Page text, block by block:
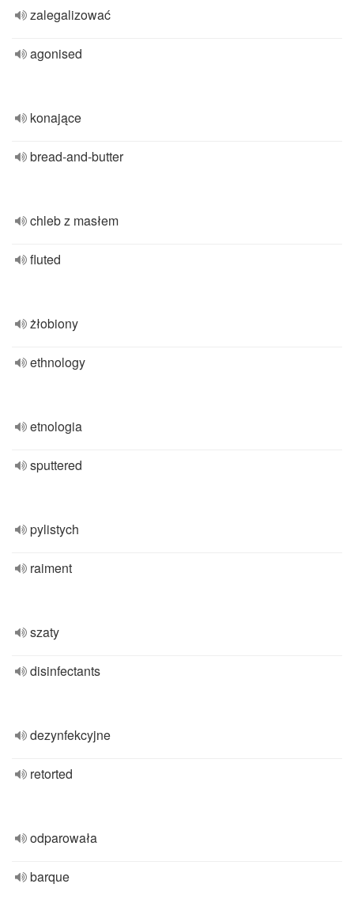
zalegalizować
agonised
konające
bread-and-butter
chleb z masłem
fluted
żłobiony
ethnology
etnologia
sputtered
pylistych
raiment
szaty
disinfectants
dezynfekcyjne
retorted
odparowała
barque